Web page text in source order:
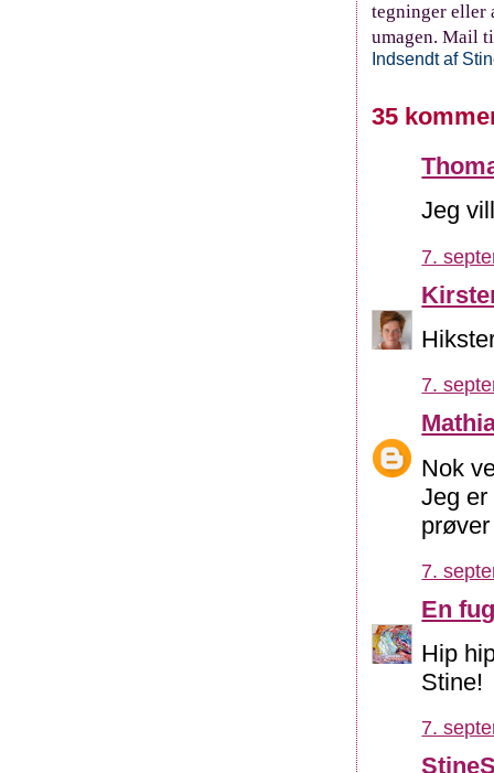
tegninger eller
umagen. Mail
Indsendt af
35
Jeg
7.
7.
Nok
Jeg
7.
En
Hip
Stine!
7.